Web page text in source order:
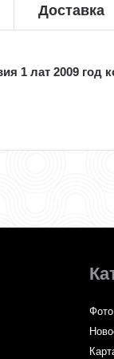
Доставка
1 лат 2009 год
Фото